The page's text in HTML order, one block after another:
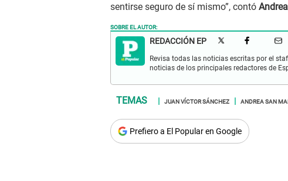
sentirse seguro de sí mismo”, contó
SOBRE EL AUTOR:
REDACCIÓN EP
Revisa todas las noticias escritas por el
noticias de los principales redactores de
JUAN VÍCTOR SÁNCHEZ ANDREA SAN
Prefiero a El Popular en Google